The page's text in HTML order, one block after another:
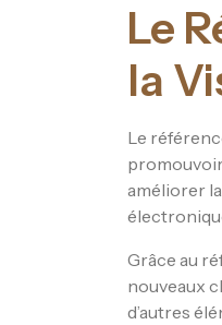
Le
la
Le
promouvoir
améliorer
Grâce au
nouveaux
d’autres